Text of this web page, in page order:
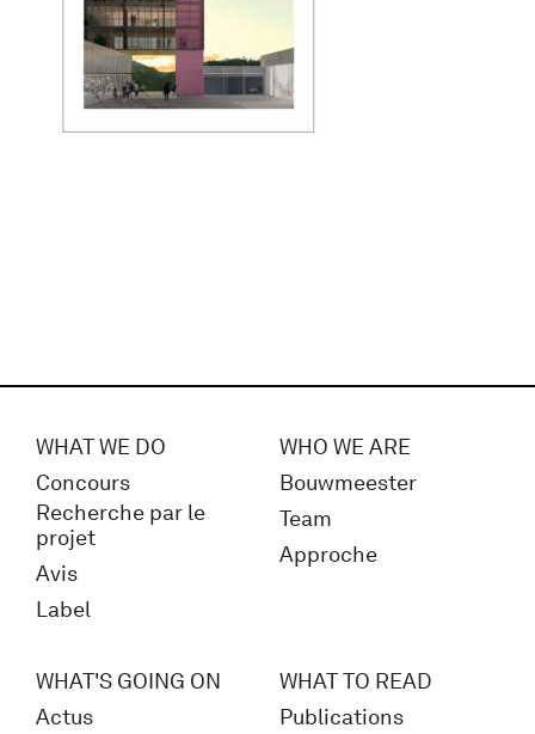
WHAT WE DO
Concours
Recherche par le
projet
Avis
Label
WHO WE ARE
Bouwmeester
Team
Approche
WHAT'S GOING ON
Actus
WHAT TO READ
Publications